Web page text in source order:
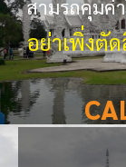
สามรถคุมค่
อย่าเพิ่งตั